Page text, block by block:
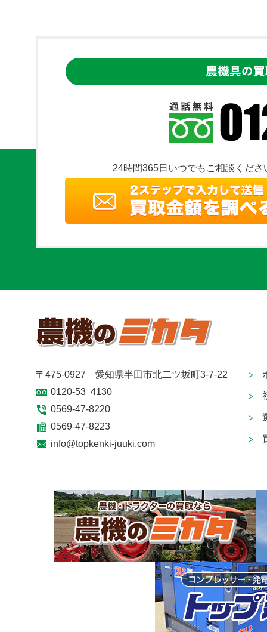
24時間365日いつでもご相談くださ
〒475-0927 愛知県半田市北二ツ坂町3-7-22
0120-53ｰ4130
0569-47-8220
0569-47-8223
info@topkenki-juuki.com